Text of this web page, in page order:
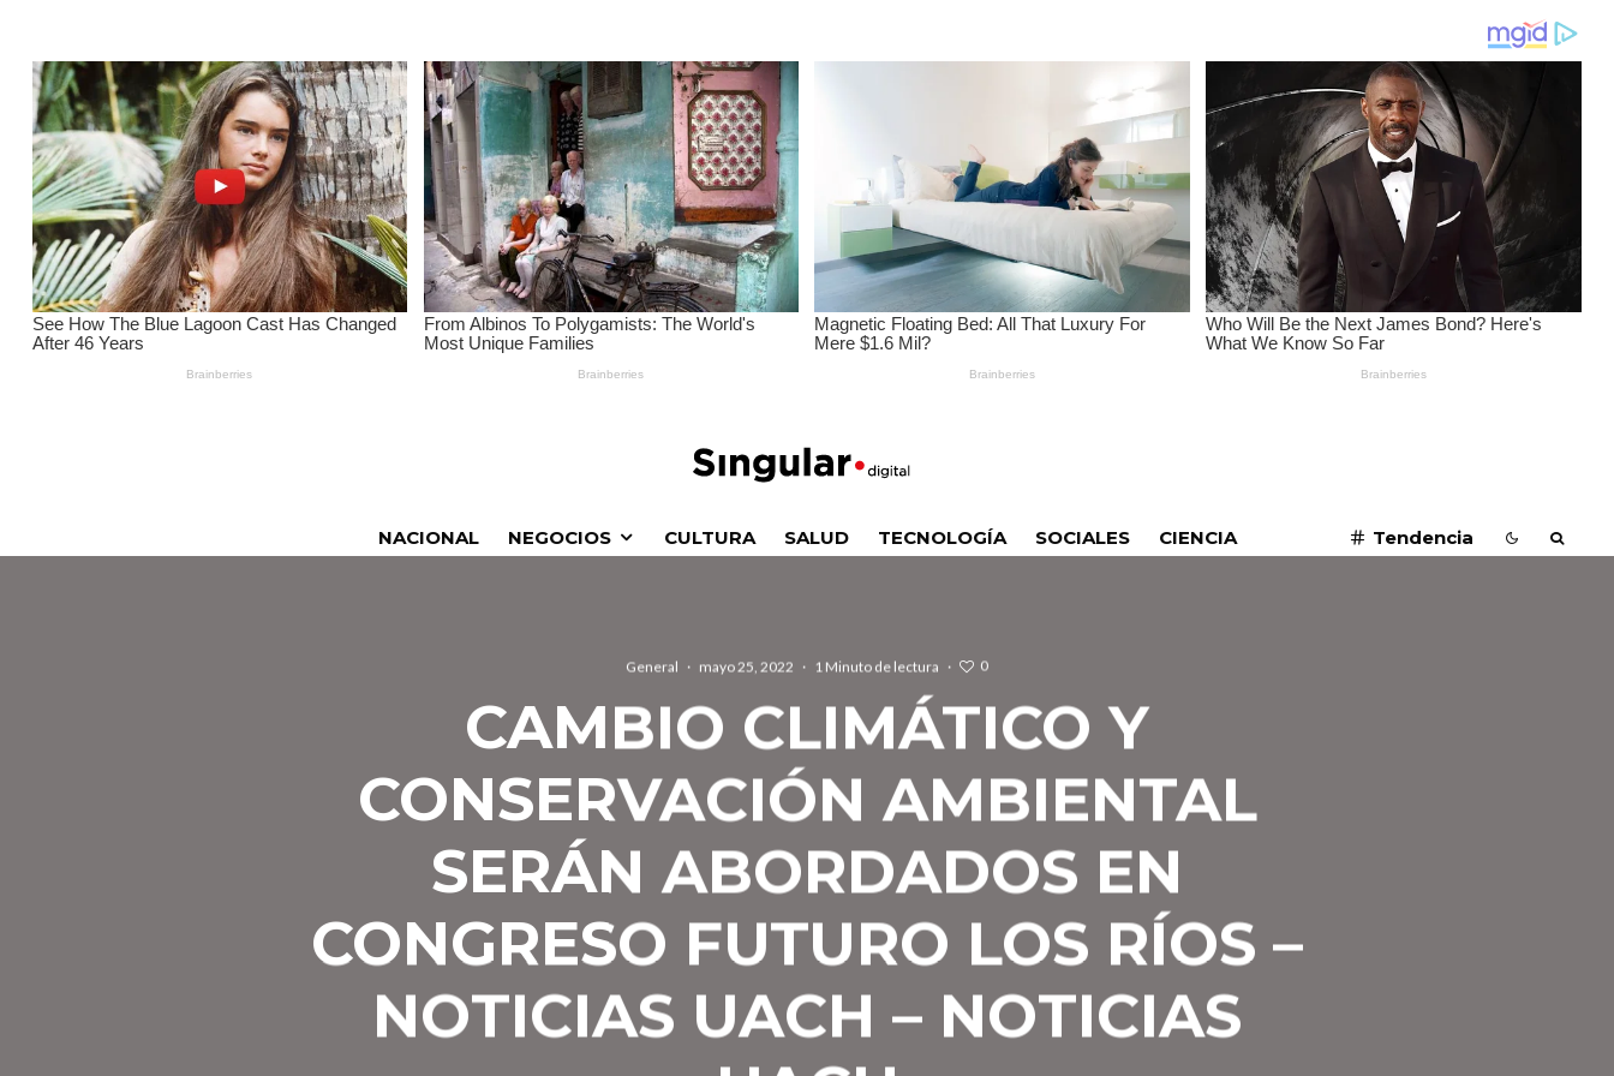
NACIONAL NEGOCIOS CULTURA SALUD TECNOLOGÍA SOCIALES CIENCIA Tendencia
General · mayo 25, 2022 · 1 Minuto de lectura · 0
CAMBIO CLIMÁTICO Y
CONSERVACIÓN AMBIENTAL
SERÁN ABORDADOS EN
CONGRESO FUTURO LOS RÍOS –
NOTICIAS UACH – NOTICIAS